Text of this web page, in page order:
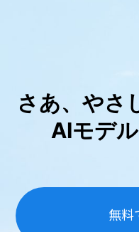
さあ、やさ
AIモデ
無料